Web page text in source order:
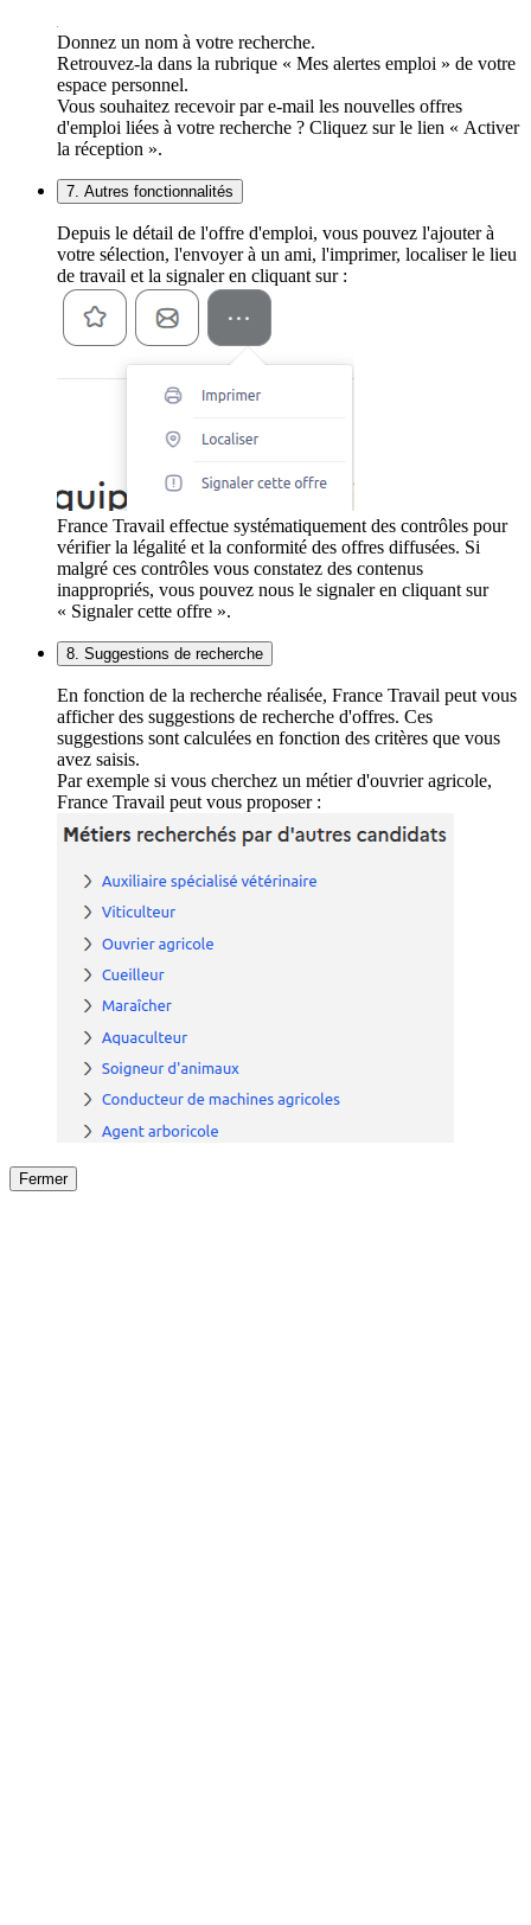
Donnez un nom à votre recherche.
Retrouvez-la dans la rubrique « Mes alertes emploi » de votre
espace personnel.
Vous souhaitez recevoir par e-mail les nouvelles offres
d'emploi liées à votre recherche ? Cliquez sur le lien « Activer
la réception ».
7. Autres fonctionnalités
Depuis le détail de l'offre d'emploi, vous pouvez l'ajouter à
votre sélection, l'envoyer à un ami, l'imprimer, localiser le lieu
de travail et la signaler en cliquant sur :
France Travail effectue systématiquement des contrôles pour
vérifier la légalité et la conformité des offres diffusées. Si
malgré ces contrôles vous constatez des contenus
inappropriés, vous pouvez nous le signaler en cliquant sur
« Signaler cette offre ».
8. Suggestions de recherche
En fonction de la recherche réalisée, France Travail peut vous
afficher des suggestions de recherche d'offres. Ces
suggestions sont calculées en fonction des critères que vous
avez saisis.
Par exemple si vous cherchez un métier d'ouvrier agricole,
France Travail peut vous proposer :
Fermer